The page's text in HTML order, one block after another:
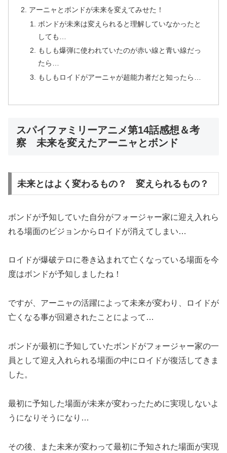
アーニャとボンドが未来を変えてみせた！
ボンドが未来は変えられると理解していなかったと
しても…
もしも爆弾に使われていたのが赤い線と青い線だっ
たら…
もしもロイドがアーニャが超能力者だと知ったら…
スパイファミリーアニメ第14話感想＆考
察 未来を変えたアーニャとボンド
未来とはよく変わるもの？ 変えられるもの？
ボンドが予知していた自分がフォージャー家に迎え入れら
れる場面のビジョンからロイドが消えてしまい…
ロイドが爆破テロに巻き込まれて亡くなっている場面を今
度はボンドが予知しましたね！
ですが、アーニャの活躍によって未来が変わり、ロイドが
亡くなる事が回避されたことによって…
ボンドが最初に予知していたボンドがフォージャー家の一
員として迎え入れられる場面の中にロイドが復活してきま
した。
最初に予知した場面が未来が変わったために実現しないよ
うになりそうになり…
その後、また未来が変わって最初に予知された場面が実現